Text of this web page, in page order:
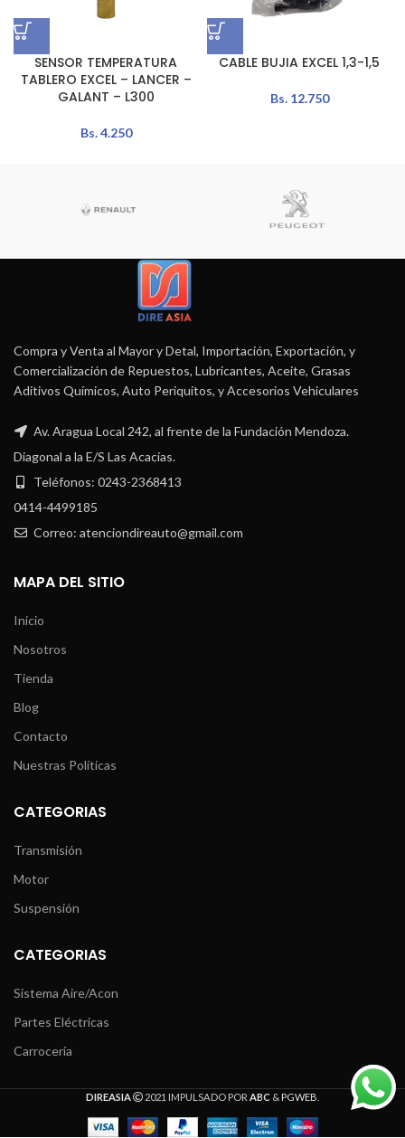
SENSOR TEMPERATURA
TABLERO EXCEL – LANCER –
GALANT – L300
Bs.4.250
CABLE BUJIA EXCEL 1,3-1,5
Bs.12.750
Compra y Venta al Mayor y Detal, Importación, Exportación, y
Comercialización de Repuestos, Lubricantes, Aceite, Grasas
Aditivos Químicos, Auto Periquitos, y Accesorios Vehiculares
Av. Aragua Local 242, al frente de la Fundación Mendoza.
Diagonal a la E/S Las Acacias.
Teléfonos: 0243-2368413
0414-4499185
Correo: atenciondireauto@gmail.com
MAPA DEL SITIO
Inicio
Nosotros
Tienda
Blog
Contacto
Nuestras Políticas
CATEGORIAS
Transmisión
Motor
Suspensión
CATEGORIAS
Sistema Aire/Acon
Partes Eléctricas
Carrocería
DIREASIA 2021 IMPULSADO POR ABC &PGWEB